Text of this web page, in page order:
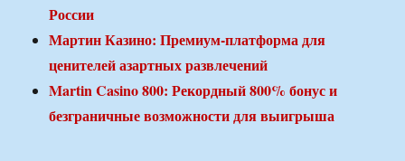
России
Мартин Казино: Премиум-платформа для
ценителей азартных развлечений
Martin Casino 800: Рекордный 800% бонус и
безграничные возможности для выигрыша